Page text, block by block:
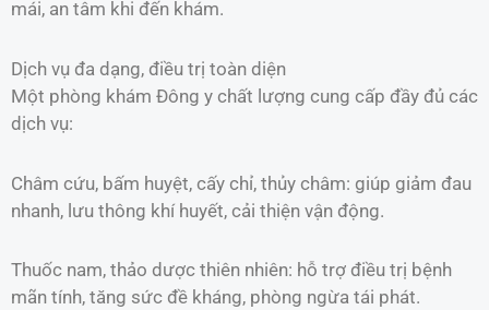
mái, an tâm khi đến khám.
Dịch vụ đa dạng, điều trị toàn diện
Một phòng khám Đông y chất lượng cung cấp đầy đủ các
dịch vụ:
Châm cứu, bấm huyệt, cấy chỉ, thủy châm: giúp giảm đau
nhanh, lưu thông khí huyết, cải thiện vận động.
Thuốc nam, thảo dược thiên nhiên: hỗ trợ điều trị bệnh
mãn tính, tăng sức đề kháng, phòng ngừa tái phát.